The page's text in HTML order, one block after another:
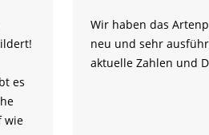
es
wie
Wir haben das
neu und sehr
aktuelle Zahlen und